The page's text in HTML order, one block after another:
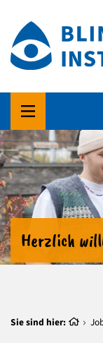
Herzlich
Sie sind hier: